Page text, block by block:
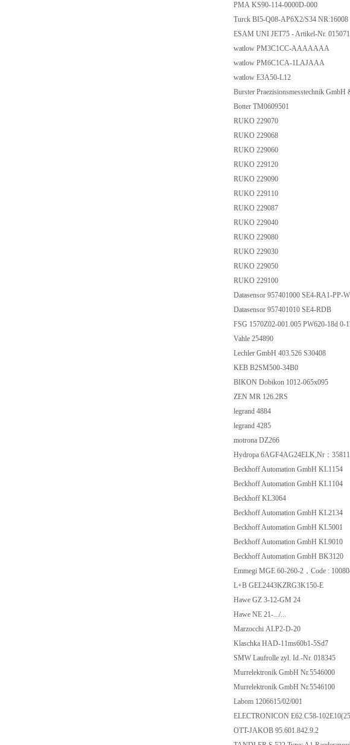
PMA KS90-114-0000D-000
Turck BI5-Q08-AP6X2/S34 NR:16008
ESAM UNI JET75 - Artikel-Nr. 015071
watlow PM3C1CC-AAAAAAA
watlow PM6C1CA-1LAJAAA
watlow E3A50-L12
Burster Praezisionsmesstechnik
Botter TM0609501
RUKO 229070
RUKO 229068
RUKO 229060
RUKO 229120
RUKO 229090
RUKO 229110
RUKO 229087
RUKO 229040
RUKO 229080
RUKO 229030
RUKO 229050
RUKO 229100
Datasensor 957401000 SE4-RA1-PP-W
Datasensor 957401010 SE4-RDB
FSG 1570Z02-001.005 PW620-18d 0-
Vahle 254890
Lechler GmbH 403.526 S30408
KEB B2SM500-34B0
BIKON Dobikon 1012-065x095
ZEN MR 126.2RS
legrand 4884
legrand 4285
motrona DZ266
Hydropa 6AGF4AG24ELK,Nr：35811
Beckhoff Automation GmbH KL1154
Beckhoff Automation GmbH KL1104
Beckhoff KL3064
Beckhoff Automation GmbH KL2134
Beckhoff Automation GmbH KL5001
Beckhoff Automation GmbH KL9010
Beckhoff Automation GmbH BK3120
Emmegi MGE 60-260-2，Code :
L+B GEL2443KZRG3K150-E
Hawe GZ 3-12-GM 24
Hawe NE 21-.../...
Marzocchi ALP2-D-20
Klaschka HAD-11ms60b1-5Sd7
SMW Laufrolle zyl. Id.-Nr. 018345
Murrelektronik GmbH Nr.5546000
Murrelektronik GmbH Nr.5546100
Labom 1206615/02/001
ELECTRONICON E62.C58-
OTT-JAKOB 95.601.842.9.2